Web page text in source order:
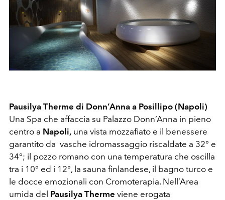
Pausilya Therme di Donn’Anna a Posillipo (Napoli)
Una Spa che affaccia su Palazzo Donn’Anna in pieno
centro a Napoli, una vista mozzafiato e il benessere
garantito da vasche idromassaggio riscaldate a 32° e
34°; il pozzo romano con una temperatura che oscilla
tra i 10° ed i 12°, la sauna finlandese, il bagno turco e
le docce emozionali con Cromoterapia. Nell’Area
umida del Pausilya Therme viene erogata